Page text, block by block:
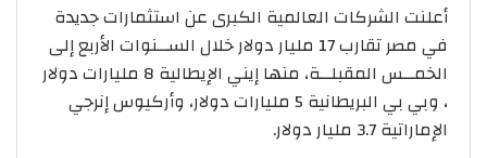
أعلنت الشركات العالمية الكبرى عن استثمارات جديدة
في مصر تقارب 17 مليار دولار خلال الســنوات الأربع إلى
الخمــس المقبلــة، منها إيني الإيطالية 8 مليارات دولار
، وبي بي البريطانية 5 مليارات دولار، وأركيوس إنرجي
الإماراتية 3.7 مليار دولار.